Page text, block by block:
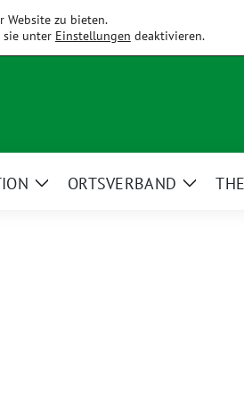
Holledau
ZeigeORTSVERBAND
Zeige
Website zu bieten.
sie unter Einstellungen deaktivieren.